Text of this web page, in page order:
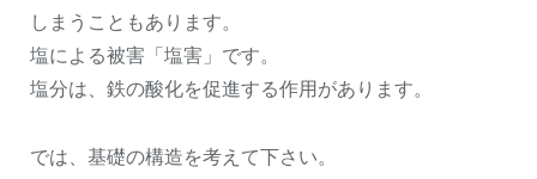
しまうこともあります。
塩による被害「塩害」です。
塩分は、鉄の酸化を促進する作用があります。
では、基礎の構造を考えて下さい。